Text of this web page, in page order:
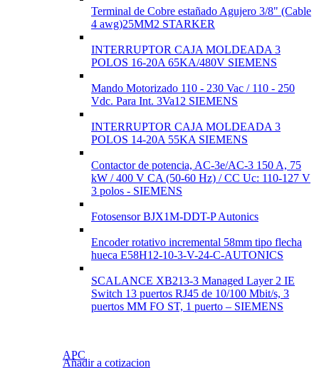
Terminal de Cobre estañado Agujero 3/8" (Cable
4 awg)25MM2 STARKER
INTERRUPTOR CAJA MOLDEADA 3
POLOS 16-20A 65KA/480V SIEMENS
Mando Motorizado 110 - 230 Vac / 110 - 250
Vdc. Para Int. 3Va12 SIEMENS
INTERRUPTOR CAJA MOLDEADA 3
POLOS 14-20A 55KA SIEMENS
Contactor de potencia, AC-3e/AC-3 150 A, 75
kW / 400 V CA (50-60 Hz) / CC Uc: 110-127 V
3 polos - SIEMENS
Fotosensor BJX1M-DDT-P Autonics
Encoder rotativo incremental 58mm tipo flecha
hueca E58H12-10-3-V-24-C-AUTONICS
SCALANCE XB213-3 Managed Layer 2 IE
Switch 13 puertos RJ45 de 10/100 Mbit/s, 3
puertos MM FO ST, 1 puerto – SIEMENS
APC
Añadir a cotizacion